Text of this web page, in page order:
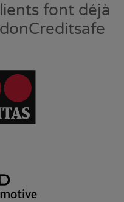
font déjà